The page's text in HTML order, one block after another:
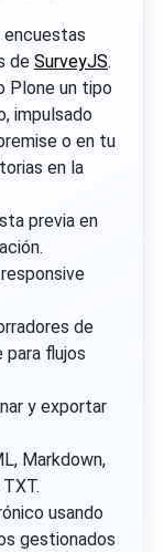
encuestas
de SurveyJS.
Plone un tipo
impulsado
o en tu
en la
previa en
de
para flujos
y exportar
Markdown,
usando
gestionados